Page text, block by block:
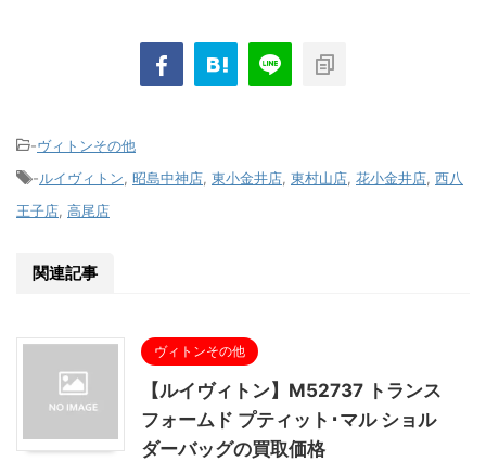
-ヴィトンその他
-ルイヴィトン 昭島中神店 東小金井店 東村山店 花小金井店 西八
王子店 高尾店
関連記事
ヴィトンその他
【ルイヴィトン】M52737 トランス
フォームド プティット･マル ショル
ダーバッグの買取価格